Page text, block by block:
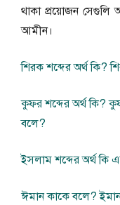
থাকা প্রয়োজন সেগুলি
আমীন।
শিরক শব্দের অর্থ কি?
কুফর শব্দের অর্থ কি?
বলে?
ইসলাম শব্দের অর্থ কি
ঈমান কাকে বলে?